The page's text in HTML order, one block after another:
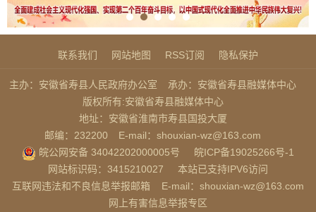
联系我们 网站地图 RSS订阅 隐私保护
主办：安徽省寿县人民政府办公室
承办：安徽省寿县融媒体中心
版权所有:安徽省寿县融媒体中心
地址：安徽省淮南市寿县国投大厦
邮编：232200
E-mail：shouxian-wz@163.com
皖公网安备 34042202000005号
皖ICP备19025266号-1
网站标识码：3415210027
本站已支持IPV6访问
互联网违法和不良信息举报邮箱
E-mail：shouxian-wz@163.com
网上有害信息举报专区